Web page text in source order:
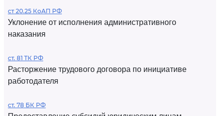
ст 20.25 КоАП РФ
Уклонение от исполнения административного
наказания
ст. 81 ТК РФ
Расторжение трудового договора по инициативе
работодателя
ст. 78 БК РФ